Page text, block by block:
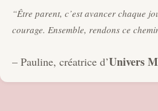
“Être parent, c’est avancer chaque
courage. Ensemble, rendons ce
– Pauline, créatrice d’Univers